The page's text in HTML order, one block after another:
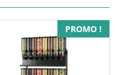
PROMO !